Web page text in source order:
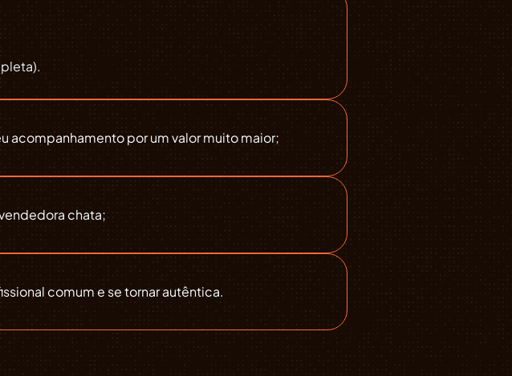
acompanhamento por um valor muito maior;
chata;
comum e se tornar autêntica.